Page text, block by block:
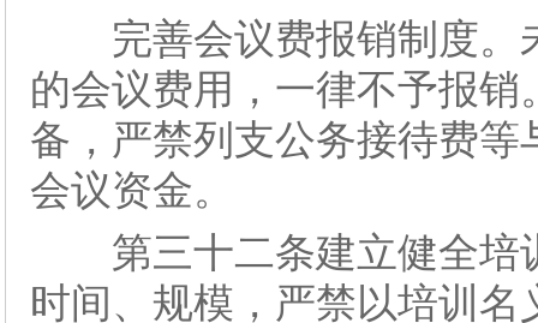
完善会议费报销制度。
的会议费用，一律不予报
备，严禁列支公务接待费
会议资金。
第三十二条建立健全培
时间、规模，严禁以培训名